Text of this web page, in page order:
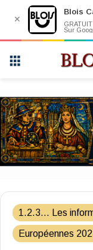
1.2.3... Les
Européennes
✕
Blois
GRATUIT
Sur